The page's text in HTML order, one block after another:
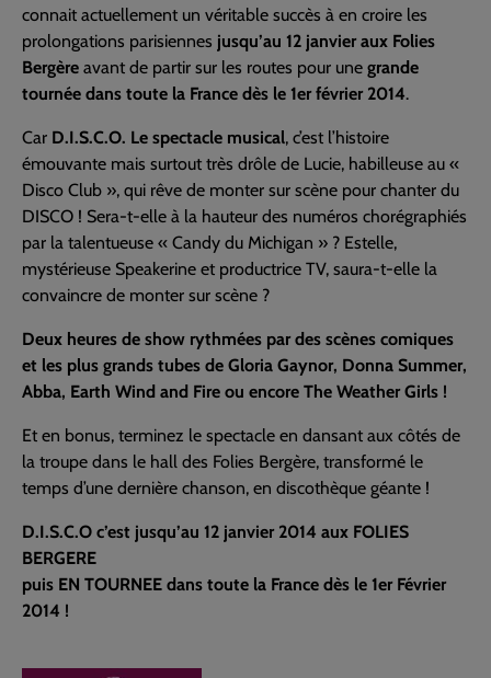
connait actuellement un véritable succès à en croire les
prolongations parisiennes jusqu’au 12 janvier aux Folies
Bergère avant de partir sur les routes pour une grande
tournée dans toute la France dès le 1er février 2014.
Car D.I.S.C.O. Le spectacle musical, c’est l’histoire
émouvante mais surtout très drôle de Lucie, habilleuse au «
Disco Club », qui rêve de monter sur scène pour chanter du
DISCO ! Sera-t-elle à la hauteur des numéros chorégraphiés
par la talentueuse « Candy du Michigan » ? Estelle,
mystérieuse Speakerine et productrice TV, saura-t-elle la
convaincre de monter sur scène ?
Deux heures de show rythmées par des scènes comiques
et les plus grands tubes de Gloria Gaynor, Donna Summer,
Abba, Earth Wind and Fire ou encore The Weather Girls !
Et en bonus, terminez le spectacle en dansant aux côtés de
la troupe dans le hall des Folies Bergère, transformé le
temps d’une dernière chanson, en discothèque géante !
D.I.S.C.O c’est jusqu’au 12 janvier 2014 aux FOLIES
BERGERE
puis EN TOURNEE dans toute la France dès le 1er Février
2014 !